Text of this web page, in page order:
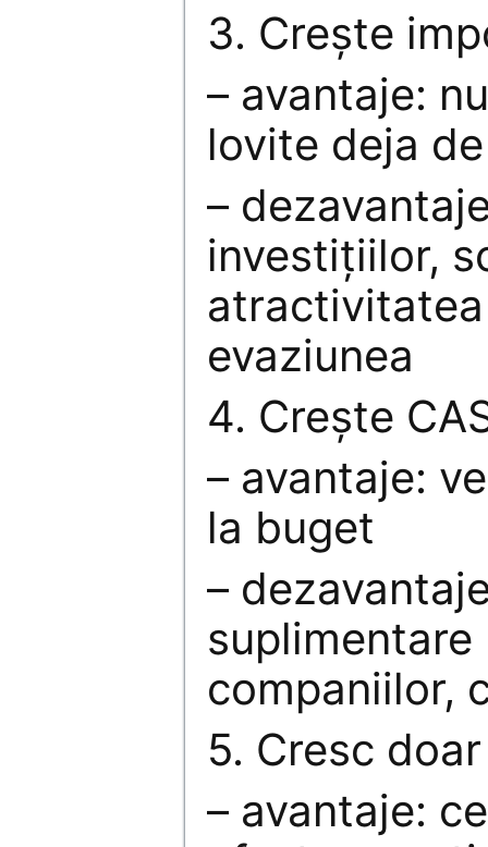
3. Creşte
– avantaje:
lovite deja
–
investiţiilor,
evaziunea
4. Creşte
– avantaje:
la buget
–
companiilor,
5. Cresc
– avantaje: